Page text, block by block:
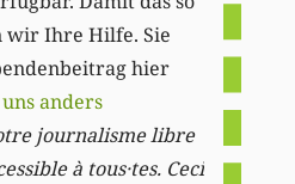
wir Ihre Hilfe. Sie
hier
uns anders
journalisme libre
à tous·tes. Ceci